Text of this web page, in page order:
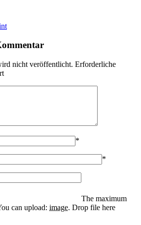
nicht veröffentlicht. Erforderliche
*
*
The maximum
can upload: image. Drop file here